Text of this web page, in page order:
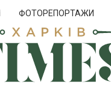
ФОТОРЕПОРТАЖИ